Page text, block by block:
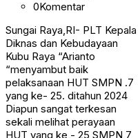
0Komentar
Sungai Raya,RI- PLT Kepala
Diknas dan Kebudayaan
Kubu Raya “Arianto
“menyambut baik
pelaksanaan HUT SMPN .7
yang ke- 25. ditahun 2024
Diapun sangat terkesan
sekali melihat perayaan
HUT yang ke,- 25 SMPN 7